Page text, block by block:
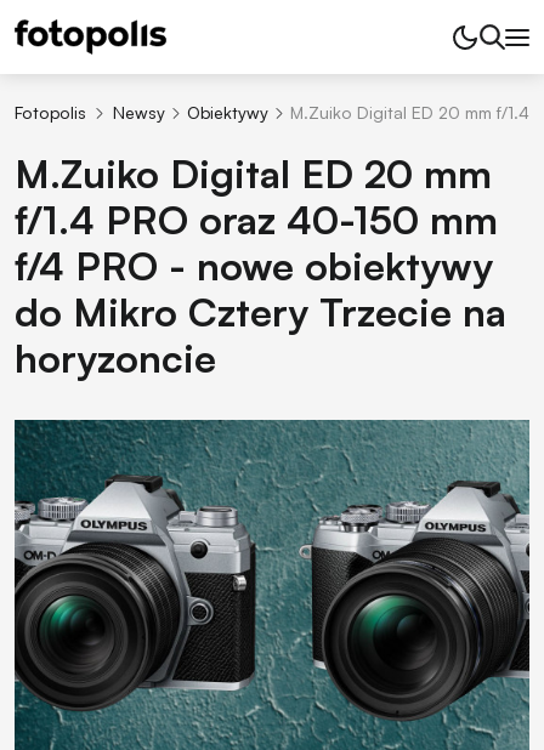
Fotopolis Newsy Obiektywy M.Zuiko Digital ED 20 mm f/1.4
M.Zuiko Digital ED 20 mm
f/1.4 PRO oraz 40-150 mm
f/4 PRO - nowe obiektywy
do Mikro Cztery Trzecie na
horyzoncie